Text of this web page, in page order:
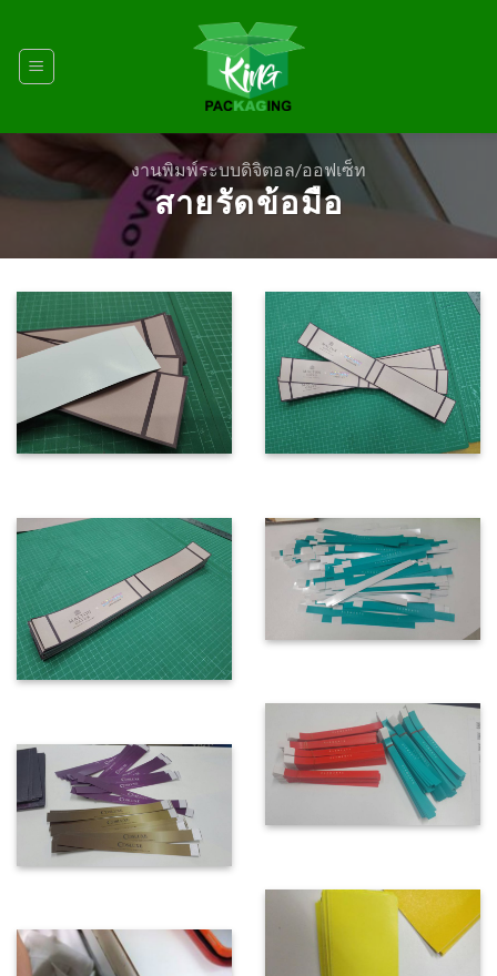
content
งานพิมพ์ระบบดิจิตอล/ออฟเซ็ท
สายรัดข้อมือ